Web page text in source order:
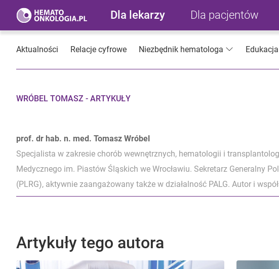
Dla lekarzy Dla pacjentów
Aktualności Relacje cyfrowe Niezbędnik hematologa Edukacja
WRÓBEL TOMASZ - ARTYKUŁY
prof. dr hab. n. med. Tomasz Wróbel
Specjalista w zakresie chorób wewnętrznych, hematologii i
Medycznego im. Piastów Śląskich we Wrocławiu. Sekretarz Generalny
(PLRG), aktywnie zaangażowany także w działalność PALG. Autor i
Artykuły tego autora